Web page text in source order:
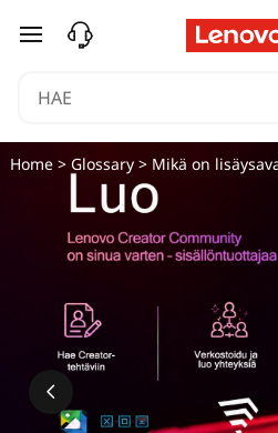
siirry pääsisältöön
Home> Glossary> Mikä on